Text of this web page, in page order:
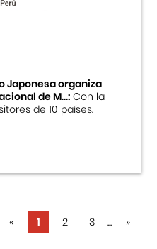
Japonesa organiza
de M...:Con la
de 10 países.
« 1 2 3 ... »